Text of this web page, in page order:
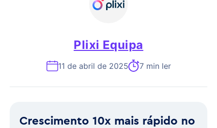
Plixi Equipa
11 de abril de 2025 7 min ler
Crescimento 10x mais rápido no